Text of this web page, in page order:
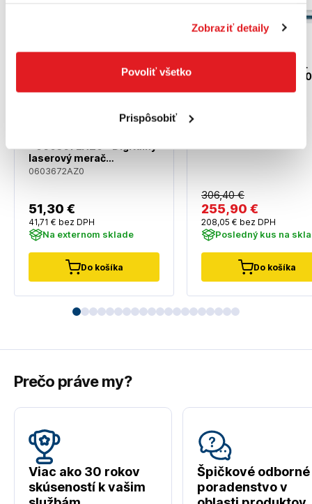
Zobraziť detaily
Povoliť všetko
Prispôsobiť
laserový merač
vzdialeností
0603672AZ0
51,30 €
41,71 € bez DPH
Na externom sklade
Do košíka
BOSCH GAM 270 MFL
Professional - 0 601
306,40 €
255,90 €
208,05 € bez DPH
Posledný kus na
Do košíka
Prečo práve my?
Viac ako 30 rokov
skúseností k vašim
Špičkové odborné
poradenstvo v